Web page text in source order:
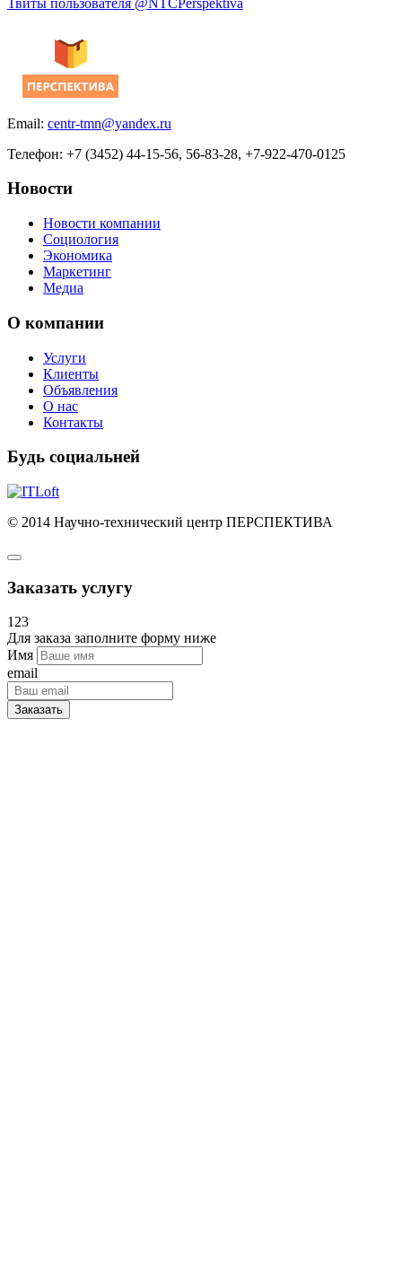
Email: centr-tmn@yandex.ru
Телефон: +7 (3452) 44-15-56, 56-83-28, +7-922-470-0125
Новости
Новости компании
Социология
Экономика
Маркетинг
Медиа
О компании
Услуги
Клиенты
Объявления
О нас
Контакты
Будь социальней
© 2014 Научно-технический центр ПЕРСПЕКТИВА
Заказать услугу
123
Для заказа заполните форму ниже
Имя
email
Заказать